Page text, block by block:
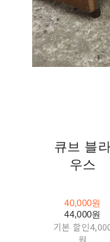
큐브 블
우스
40,000원
44,000원
기본 할인
원